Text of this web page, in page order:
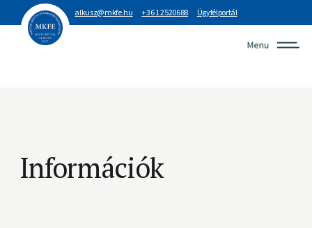
alkusz@mkfe.hu +36 1 2520688 Ügyfélportál
Információk